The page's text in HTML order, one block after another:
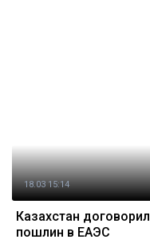
18.03 15:14
Казахстан
пошлин в ЕАЭС